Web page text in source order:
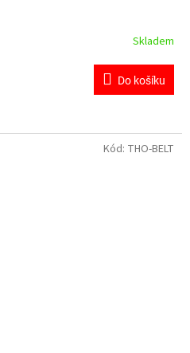
Skladem
Do košíku
Kód: THO-BELT